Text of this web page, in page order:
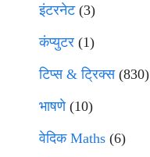
इंटरनेट(3)
कंप्युटर (1)
टिप्स & ट्रिक्स(830)
भाषणे(10)
वेदिक Maths (6)